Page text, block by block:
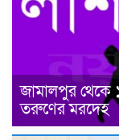
জামালপুর থেকে
তরুণের মরদেহ